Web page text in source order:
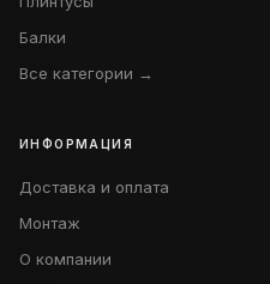
Балки
Все категории →
ИНФОРМАЦИЯ
Доставка и оплата
Монтаж
О компании